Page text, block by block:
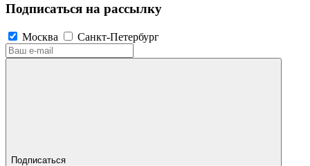
Подписаться на рассылку
Москва Санкт-Петербург
Подписаться